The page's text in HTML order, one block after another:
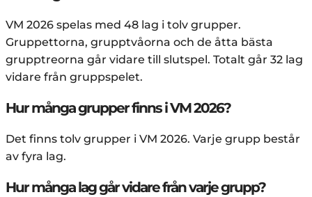
VM 2026 spelas med 48 lag i tolv grupper.
Gruppettorna, grupptvåorna och de åtta bästa
grupptreorna går vidare till slutspel. Totalt går 32 lag
vidare från gruppspelet.
Hur många grupper finns i VM 2026?
Det finns tolv grupper i VM 2026. Varje grupp består
av fyra lag.
Hur många lag går vidare från varje grupp?